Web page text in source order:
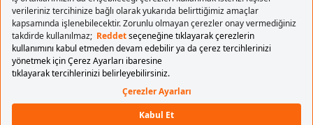
saklıdır.
BAŞA DÖN